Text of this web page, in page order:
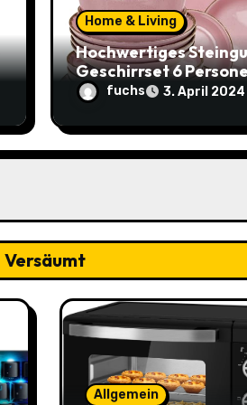
Home & Living
Hochwertiges
Geschirrset 6
Rustikales 24-tlg. Set
nur 49,95€ statt
fuchs 3. April 2024
Versäumt
Allgemein